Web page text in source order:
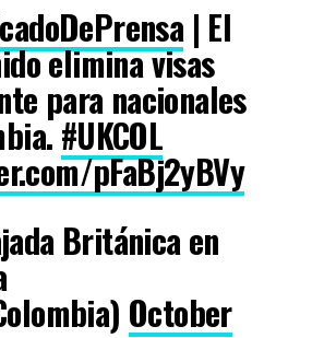
| El
elimina visas
para nacionales
#UKCOL
pFaBj2yBVy
Británica en
October